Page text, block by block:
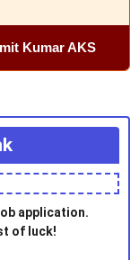
Kumar AKS
application.
of luck!